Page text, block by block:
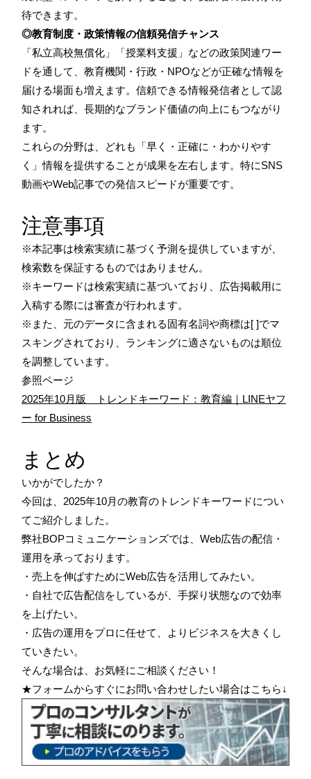
待できます。
◎教育制度・政策情報の信頼発信チャンス
「私立高校無償化」「授業料支援」などの政策関連ワー
ドを通して、教育機関・行政・NPOなどが正確な情報を
届ける場面も増えます。信頼できる情報発信者として認
知されれば、長期的なブランド価値の向上にもつながり
ます。
これらの分野は、どれも「早く・正確に・わかりやす
く」情報を提供することが成果を左右します。特にSNS
動画やWeb記事での発信スピードが重要です。
注意事項
※本記事は検索実績に基づく予測を提供していますが、
検索数を保証するものではありません。
※キーワードは検索実績に基づいており、広告掲載用に
入稿する際には審査が行われます。
※また、元のデータに含まれる固有名詞や商標は[ ]でマ
スキングされており、ランキングに適さないものは順位
を調整しています。
参照ページ
2025年10月版 トレンドキーワード：教育編｜LINEヤフ
ー for Business
まとめ
いかがでしたか？
今回は、2025年10月の教育のトレンドキーワードについ
てご紹介しました。
弊社BOPコミュニケーションズでは、Web広告の配信・
運用を承っております。
・売上を伸ばすためにWeb広告を活用してみたい。
・自社で広告配信をしているが、手探り状態なので効率
を上げたい。
・広告の運用をプロに任せて、よりビジネスを大きくし
ていきたい。
そんな場合は、お気軽にご相談ください！
★フォームからすぐにお問い合わせしたい場合はこちら↓